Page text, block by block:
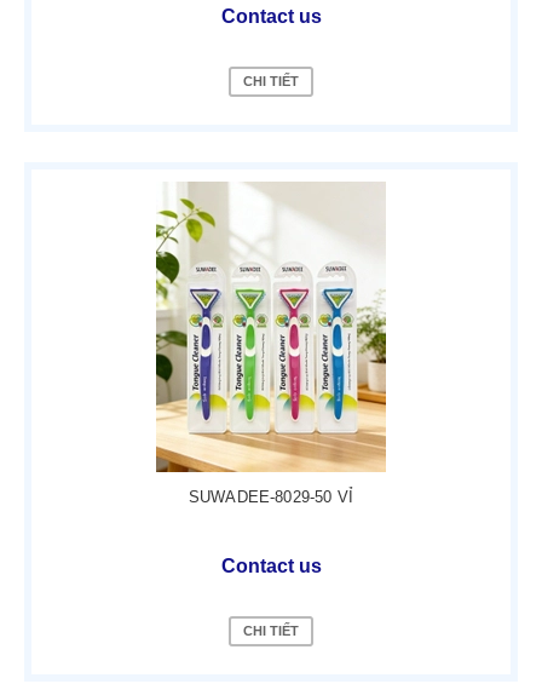
Contact us
CHI TIẾT
SUWADEE-8029-50 VỈ
Contact us
CHI TIẾT